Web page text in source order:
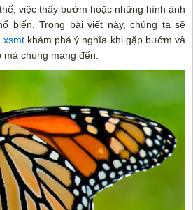
việc thấy bướm hoặc những hình ảnh
biến. Trong bài viết này, chúng ta sẽ
xsmtkhám phá ý nghĩa khi gặp bướm và
chúng mang đến.